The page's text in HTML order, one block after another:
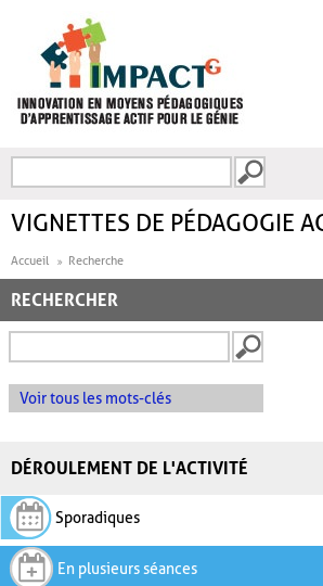
FORMULAIRE DE
VIGNETTES DE PÉDAGOGIE
Accueil Recherche
RECHERCHER
Voir tous les mots-clés
DÉROULEMENT DE L'ACTIVITÉ
Sporadiques
En plusieurs séances